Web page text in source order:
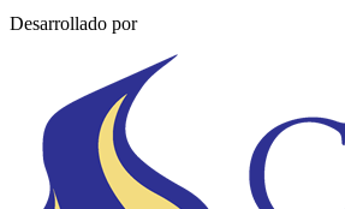
Desarrollado por